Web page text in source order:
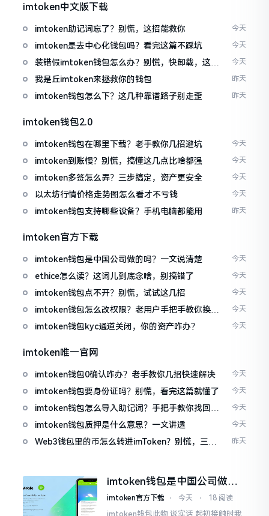
imtoken中文版下载
imtoken助记词忘了？别慌，这招能救你 今天
imtoken是去中心化钱包吗？看完这篇不踩坑 今天
装错假imtoken钱包怎么办？别慌，快卸载，这几
招能救急
今天
我是丘imtoken来拯救你的钱包 昨天
imtoken钱包怎么下？这几种靠谱路子别走歪 昨天
imtoken钱包2.0
imtoken钱包在哪里下载？老手教你几招避坑 今天
imtoken到账慢？别慌，搞懂这几点比啥都强 今天
imtoken多签怎么弄？三步搞定，资产更安全 今天
以太坊行情价格走势图怎么看才不亏钱 今天
imtoken钱包支持哪些设备？手机电脑都能用 昨天
imtoken官方下载
imtoken钱包是中国公司做的吗？一文说清楚 今天
ethice怎么读？这词儿到底念啥，别搞错了 今天
imtoken钱包点不开？别慌，试试这几招 今天
imtoken钱包怎么改权限？老用户手把手教你换主
人
今天
imtoken钱包kyc通道关闭，你的资产咋办？ 今天
imtoken唯一官网
imtoken钱包0确认咋办？老手教你几招快速解决 今天
imtoken钱包要身份证吗？别慌，看完这篇就懂了 今天
imtoken钱包怎么导入助记词？手把手教你找回资
产
今天
imtoken钱包质押是什么意思？一文讲透 今天
Web3钱包里的币怎么转进imToken？别慌，三步
昨天
imtoken钱包是中国公司做的
吗？一文说清楚
imtoken官方下载 ⋅ 今天 ⋅ 18 阅读
imtoken钱包此物,说实话,起初接触时我